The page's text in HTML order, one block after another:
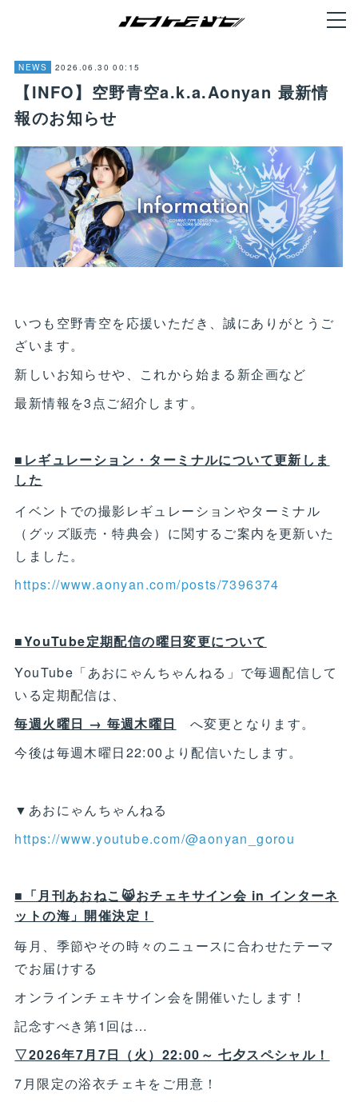
NEWS 2026.06.30 00:15
【INFO】空野青空a.k.a.Aonyan 最新情
報のお知らせ
いつも空野青空を応援いただき、誠にありがとうご
ざいます。
新しいお知らせや、これから始まる新企画など
最新情報を3点ご紹介します。
■レギュレーション・ターミナルについて更新しま
した
イベントでの撮影レギュレーションやターミナル
（グッズ販売・特典会）に関するご案内を更新いた
しました。
https://www.aonyan.com/posts/7396374
■YouTube定期配信の曜日変更について
YouTube「あおにゃんちゃんねる」で毎週配信して
いる定期配信は、
毎週火曜日 → 毎週木曜日
へ変更となります。
今後は毎週木曜日22:00より配信いたします。
▼あおにゃんちゃんねる
https://www.youtube.com/@aonyan_gorou
■「月刊あおねこ😸おチェキサイン会 in インターネ
ットの海」開催決定！
毎月、季節やその時々のニュースに合わせたテーマ
でお届けする
オンラインチェキサイン会を開催いたします！
記念すべき第1回は…
▽2026年7月7日（火）22:00～ 七夕スペシャル！
7月限定の浴衣チェキをご用意！